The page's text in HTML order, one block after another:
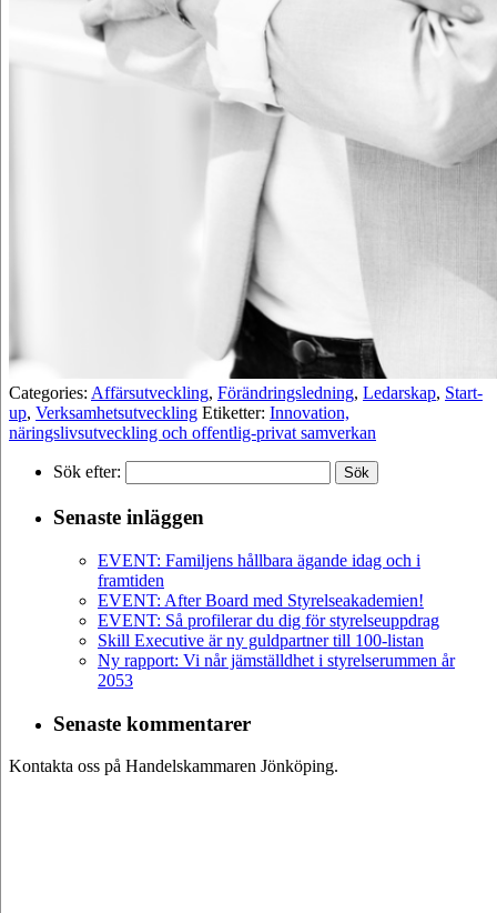
Categories: Affärsutveckling, Förändringsledning, Ledarskap, Start-
up, Verksamhetsutveckling Etiketter: Innovation,
näringslivsutveckling och offentlig-privat samverkan
Sök efter:
Senaste inläggen
EVENT: Familjens hållbara ägande idag och i
framtiden
EVENT: After Board med Styrelseakademien!
EVENT: Så profilerar du dig för styrelseuppdrag
Skill Executive är ny guldpartner till 100-listan
Ny rapport: Vi når jämställdhet i styrelserummen år
2053
Senaste kommentarer
Kontakta oss på Handelskammaren Jönköping.